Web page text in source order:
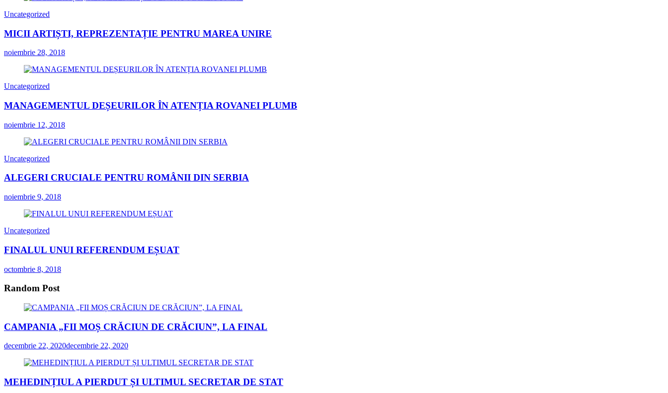
Uncategorized
MICII ARTIȘTI, REPREZENTAȚIE PENTRU MAREA UNIRE
noiembrie 28, 2018
Uncategorized
MANAGEMENTUL DEȘEURILOR ÎN ATENȚIA ROVANEI PLUMB
noiembrie 12, 2018
Uncategorized
ALEGERI CRUCIALE PENTRU ROMÂNII DIN SERBIA
noiembrie 9, 2018
Uncategorized
FINALUL UNUI REFERENDUM EȘUAT
octombrie 8, 2018
Random Post
CAMPANIA „FII MOȘ CRĂCIUN DE CRĂCIUN”, LA FINAL
decembrie 22, 2020decembrie 22, 2020
MEHEDINȚIUL A PIERDUT ȘI ULTIMUL SECRETAR DE STAT